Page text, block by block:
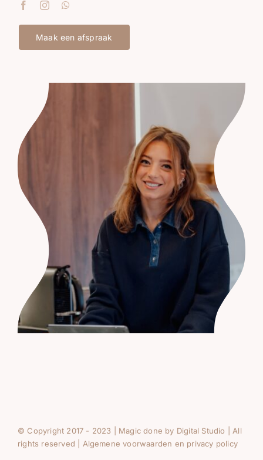
Maak een afspraak
© Copyright 2017 - 2023 | Magic done by Digital Studio | All
rights reserved | Algemene voorwaarden en privacy policy